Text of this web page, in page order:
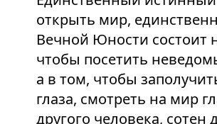
открыть мир,
Вечной Юности состоит
чтобы посетить
а в том, чтобы
глаза, смотреть на мир
другого человека, сотен